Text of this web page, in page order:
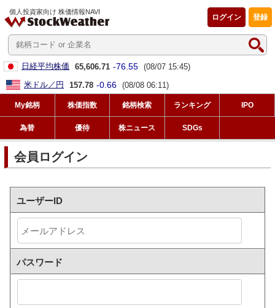
個人投資家向け 株価情報NAVI
登録
ログイン
日経平均株価 65,606.71 -76.55 (08/07 15:45)
米ドル／円
157.78 -0.66 (08/08 06:11)
My銘柄 株価指数 銘柄検索 ランキング IPO
為替 優待 株ニュース SDGs
会員ログイン
ユーザーID
パスワード